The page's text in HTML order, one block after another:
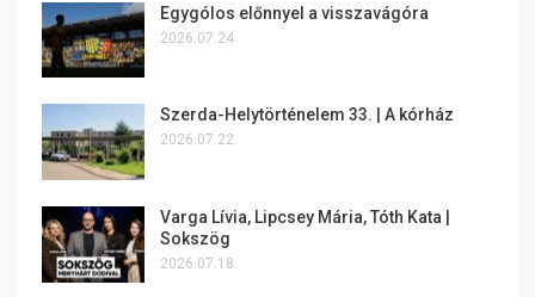
Egygólos előnnyel a visszavágóra
2026.07.24.
Szerda-Helytörténelem 33. | A kórház
2026.07.22.
Varga Lívia, Lipcsey Mária, Tóth Kata |
Sokszög
2026.07.18.